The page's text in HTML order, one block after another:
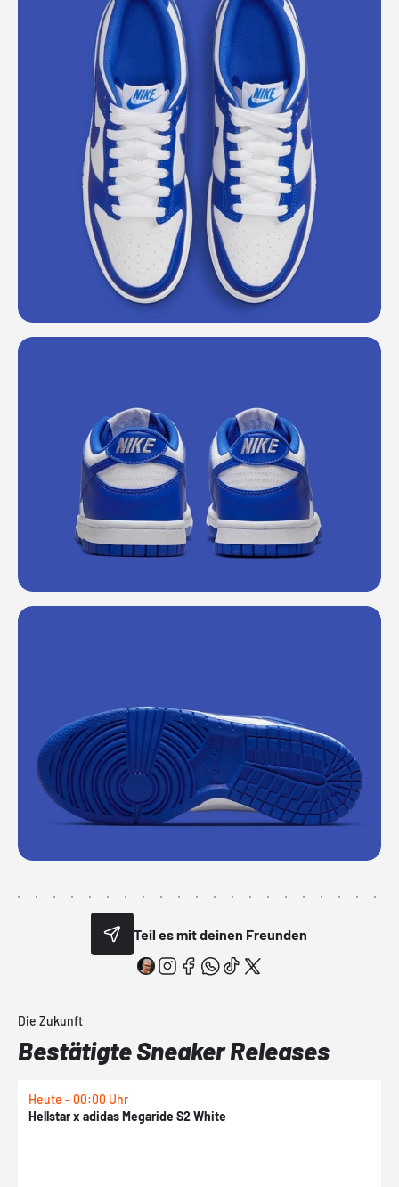
Teil es mit deinen Freunden
Die Zukunft
Bestätigte Sneaker Releases
Heute - 00:00 Uhr
Hellstar x adidas Megaride S2 White